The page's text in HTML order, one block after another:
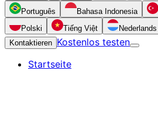
Português Bahasa Indonesia
Polski
Tiếng Việt Nederlands
Kontaktieren Kostenlos testen
Startseite